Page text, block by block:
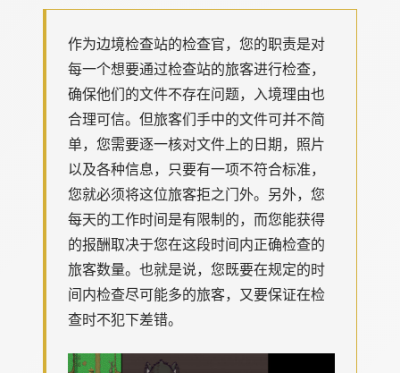
作为边境检查站的检查官，您的职责是对
每一个想要通过检查站的旅客进行检查，
确保他们的文件不存在问题，入境理由也
合理可信。但旅客们手中的文件可并不简
单，您需要逐一核对文件上的日期，照片
以及各种信息，只要有一项不符合标准，
您就必须将这位旅客拒之门外。另外，您
每天的工作时间是有限制的，而您能获得
的报酬取决于您在这段时间内正确检查的
旅客数量。也就是说，您既要在规定的时
间内检查尽可能多的旅客，又要保证在检
查时不犯下差错。